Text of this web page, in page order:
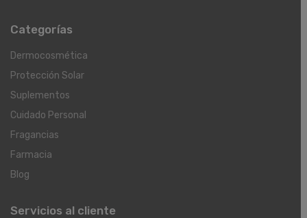
Categorías
Dermocosmética
Protección Solar
Suplementos
Cuidado Personal
Fragancias
Farmacia
Blog
Servicios al cliente